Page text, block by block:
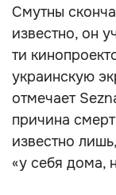
Смутны
известно, он
ти
украинскую
отмечает
причина
известно
«у себя дома,